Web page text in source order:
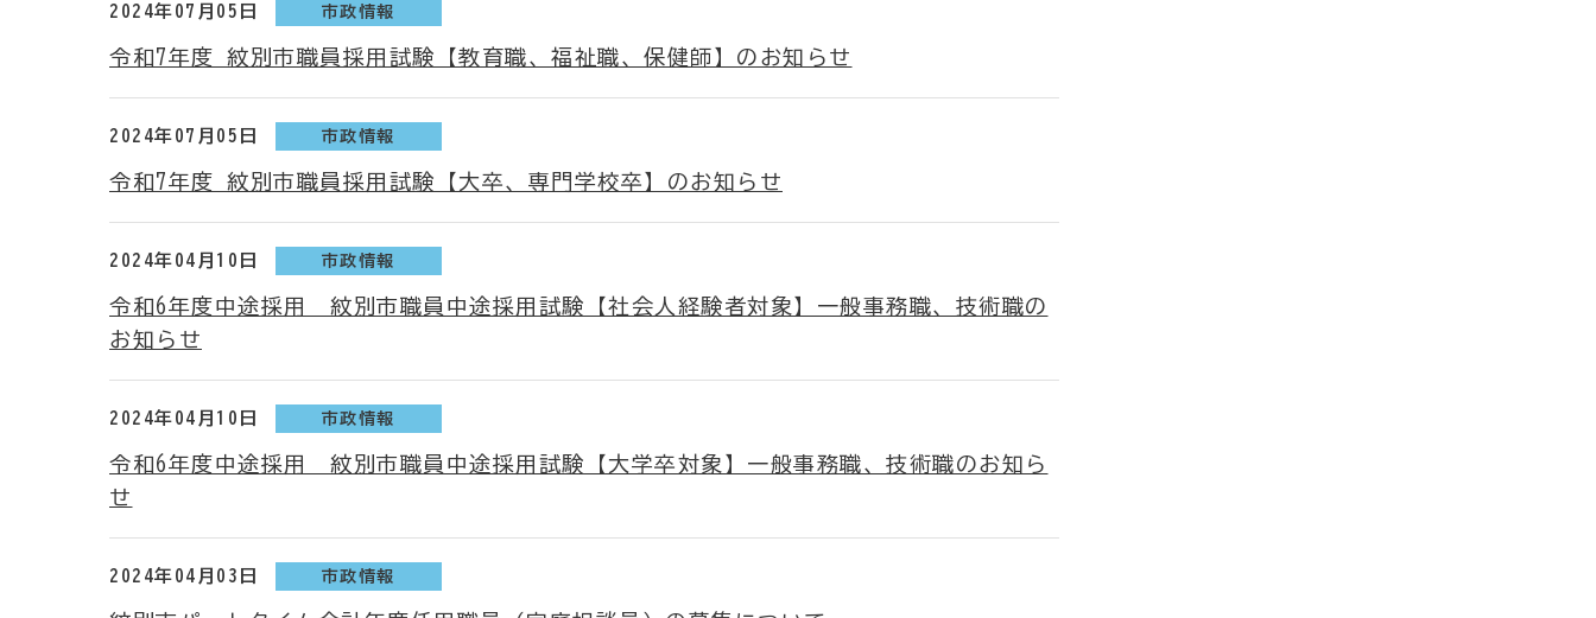
2024年07月05日 市政情報
令和7年度 紋別市職員採用試験【教育職、福祉職、保健師】のお知らせ
2024年07月05日 市政情報
令和7年度 紋別市職員採用試験【大卒、専門学校卒】のお知らせ
2024年04月10日 市政情報
令和6年度中途採用 紋別市職員中途採用試験【社会人経験者対象】一般事務職、技術職の
お知らせ
2024年04月10日 市政情報
令和6年度中途採用 紋別市職員中途採用試験【大学卒対象】一般事務職、技術職のお知ら
せ
2024年04月03日 市政情報